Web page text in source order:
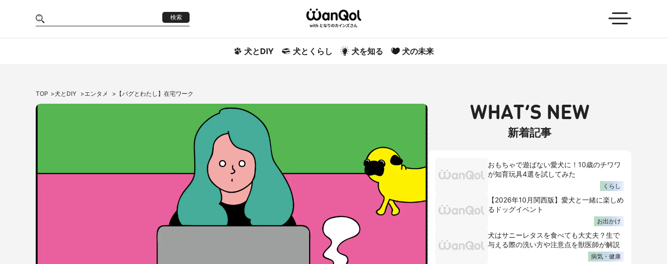
検索
犬とDIY 犬とくらし 犬を知る 犬の未来
TOP 犬とDIY エンタメ 【パグとわたし】在宅ワーク
WHAT’S NEW
新着記事
おもちゃで遊ばない愛犬に！10歳のチワワ
が知育玩具4選を試してみた
くらし
【2026年10月関西版】愛犬と一緒に楽しめ
るドッグイベント
お出かけ
犬はサニーレタスを食べても大丈夫？生で
与える際の洗い方や注意点を獣医師が解説
病気・健康